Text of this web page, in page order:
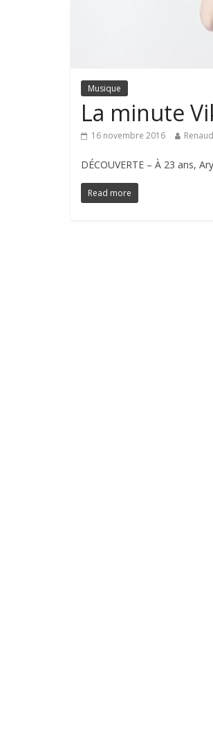
Musique
La minute
16 novembre 2016 Renaud
DÉCOUVERTE – À 23 ans,
Read more